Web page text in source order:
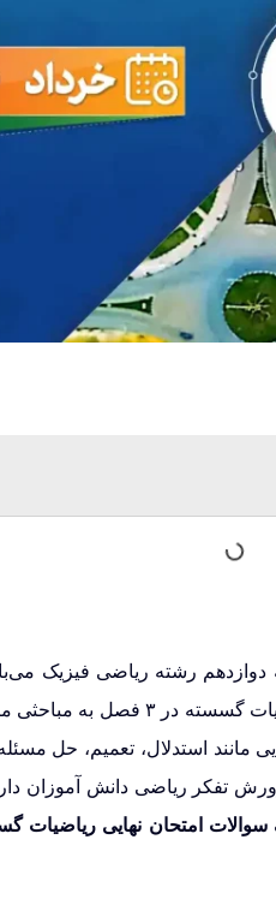
دوازدهم رشته ریاضی فیزیک
داوطلبان و این درس یکی از منابع مهم
مانند استدلال، تعمیم، حل
تفکر ریاضی دانش آموزان
سوالات امتحان نهایی ریاضیات